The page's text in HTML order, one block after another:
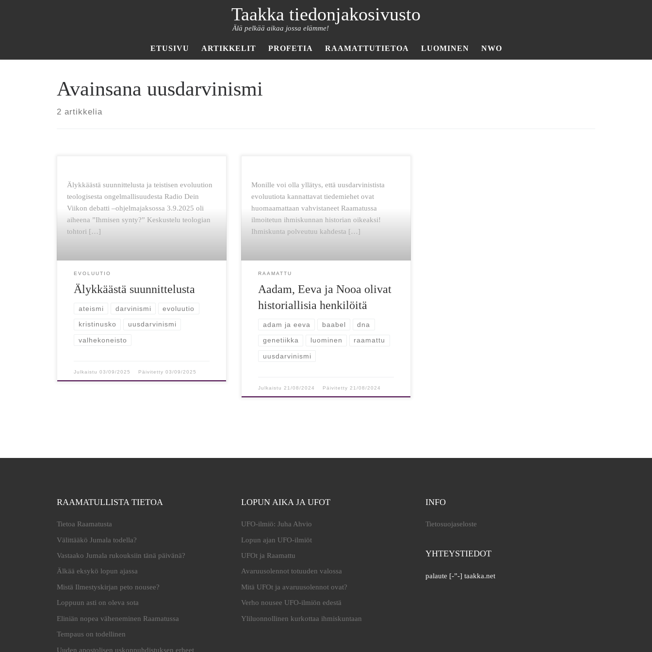
Taakka tiedonjakosivusto
Älä pelkää aikaa jossa elämme!
ETUSIVU ARTIKKELIT PROFETIA RAAMATTUTIETOA LUOMINEN NWO
Avainsana uusdarvinismi
2 artikkelia
Älykkäästä suunnittelusta ja teistisen evoluution
teologisesta ongelmallisuudesta Radio Dein
Viikon debatti –ohjelmajaksossa 3.9.2025 oli
aiheena ”Ihmisen synty?” Keskustelu teologian
tohtori […]
EVOLUUTIO
Älykkäästä suunnittelusta
ateismi darvinismi evoluutio
kristinusko uusdarvinismi
valhekoneisto
Julkaistu 03/09/2025 Päivitetty 03/09/2025
Monille voi olla yllätys, että uusdarvinistista
evoluutiota kannattavat tiedemiehet ovat
huomaamattaan vahvistaneet Raamatussa
ilmoitetun ihmiskunnan historian oikeaksi!
Ihmiskunta polveutuu kahdesta […]
RAAMATTU
Aadam, Eeva ja Nooa olivat
historiallisia henkilöitä
adam ja eeva baabel dna
genetiikka luominen raamattu
uusdarvinismi
Julkaistu 21/08/2024 Päivitetty 21/08/2024
RAAMATULLISTA TIETOA
Tietoa Raamatusta
Välittääkö Jumala todella?
Vastaako Jumala rukouksiin tänä päivänä?
Älkää eksykö lopun ajassa
Mistä Ilmestyskirjan peto nousee?
Loppuun asti on oleva sota
Eliniän nopea väheneminen Raamatussa
Tempaus on todellinen
Uuden apostolisen uskonpuhdistuksen erheet
LOPUN AIKA JA UFOT
UFO-ilmiö: Juha Ahvio
Lopun ajan UFO-ilmiöt
UFOt ja Raamattu
Avaruusolennot totuuden valossa
Mitä UFOt ja avaruusolennot ovat?
Verho nousee UFO-ilmiön edestä
Yliluonnollinen kurkottaa ihmiskuntaan
INFO
Tietosuojaseloste
YHTEYSTIEDOT
palaute [-”-] taakka.net